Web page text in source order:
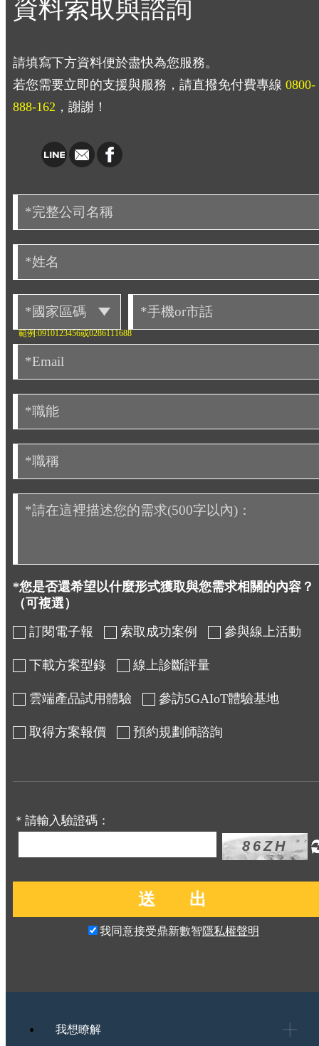
資料索取與諮詢
請填寫下方資料便於盡快為您服務。
若您需要立即的支援與服務，請直撥免付費專線 0800-
888-162 ，謝謝！
範例:0910123456或0286111688
*您是否還希望以什麼形式獲取與您需求相關的內容？
（可複選）
訂閱電子報
索取成功案例 參與線上活動
下載方案型錄 線上診斷評量
雲端產品試用體驗 參訪5GAIoT體驗基地
取得方案報價 預約規劃師諮詢
＊請輸入驗證碼：
我同意接受鼎新數智隱私權聲明
我想瞭解